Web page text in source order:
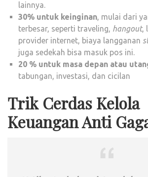
lainnya.
30% untuk keinginan, mulai dari
terbesar, seperti traveling, hangout,
provider internet, biaya langganan
juga sedekah bisa masuk pos ini.
20 % untuk masa depan atau
tabungan, investasi, dan cicilan
Trik Cerdas Kelola
Keuangan Anti